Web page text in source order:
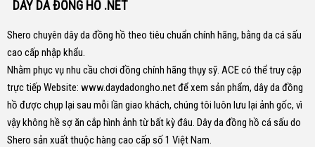
DÂY DA ĐỒNG HỒ .NET
Shero chuyên dây da đồng hồ theo tiêu chuẩn chính hãng, bằng da cá sấu
cao cấp nhập khẩu.
Nhằm phục vụ nhu cầu chơi đồng chính hãng thụy sỹ. ACE có thể truy cập
trực tiếp Website: www.daydadongho.netđể xem sản phẩm, dây da đồng
hồ được chụp lại sau mỗi lần giao khách, chúng tôi luôn lưu lại ảnh gốc, vì
vậy không hề sợ ăn cắp hình ảnh từ bất kỳ đâu. Dây da đồng hồ cá sấu do
Shero sản xuất thuộc hàng cao cấp số 1 Việt Nam.